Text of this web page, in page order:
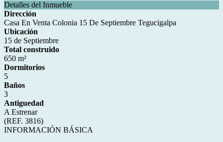
Detalles del Inmueble
Dirección
Casa En Venta Colonia 15 De Septiembre Tegucigalpa
Ubicación
15 de Septiembre
Total construido
650 m²
Dormitorios
5
Baños
3
Antiguedad
A Estrenar
(REF. 3816)
INFORMACIÓN BÁSICA